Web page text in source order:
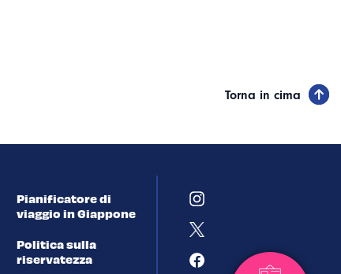
Torna in cima
Pianificatore di
viaggio in Giappone
Politica sulla
riservatezza